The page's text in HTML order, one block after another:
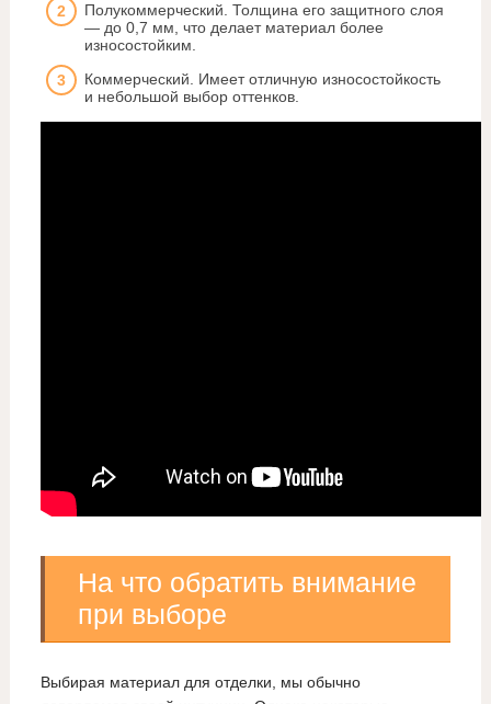
Полукоммерческий. Толщина его защитного слоя
— до 0,7 мм, что делает материал более
износостойким.
Коммерческий. Имеет отличную износостойкость
и небольшой выбор оттенков.
На что обратить внимание
при выборе
Выбирая материал для отделки, мы обычно